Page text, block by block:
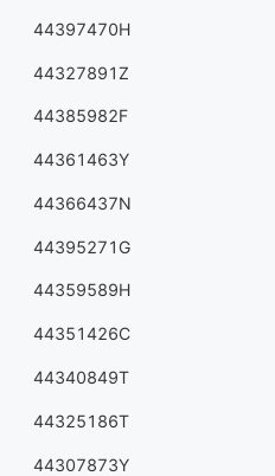
44397470H
44327891Z
44385982F
44361463Y
44366437N
44395271G
44359589H
44351426C
44340849T
44325186T
44307873Y